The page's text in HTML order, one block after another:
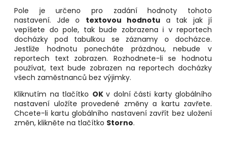
Pole je určeno pro zadání hodnoty tohoto
nastavení. Jde o textovou hodnotu a tak jak jí
vepíšete do pole, tak bude zobrazena i v reportech
docházky pod tabulkou se záznamy o docházce.
Jestliže hodnotu ponecháte prázdnou, nebude v
reportech text zobrazen. Rozhodnete-li se hodnotu
používat, text bude zobrazen na reportech docházky
všech zaměstnanců bez výjimky.
Kliknutím na tlačítko OK v dolní části karty globálního
nastavení uložíte provedené změny a kartu zavřete.
Chcete-li kartu globálního nastavení zavřít bez uložení
změn, klikněte na tlačítko Storno.